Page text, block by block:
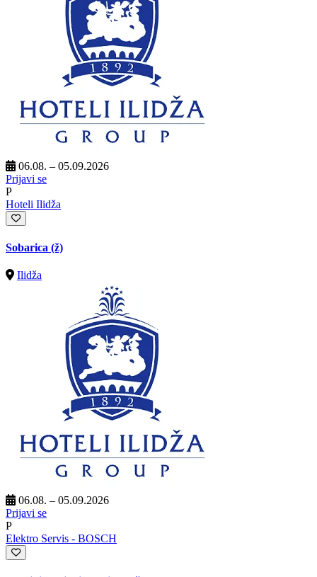
06.08. – 05.09.2026
Prijavi se
P
Hoteli Ilidža
Sobarica (ž)
Ilidža
06.08. – 05.09.2026
Prijavi se
P
Elektro Servis - BOSCH